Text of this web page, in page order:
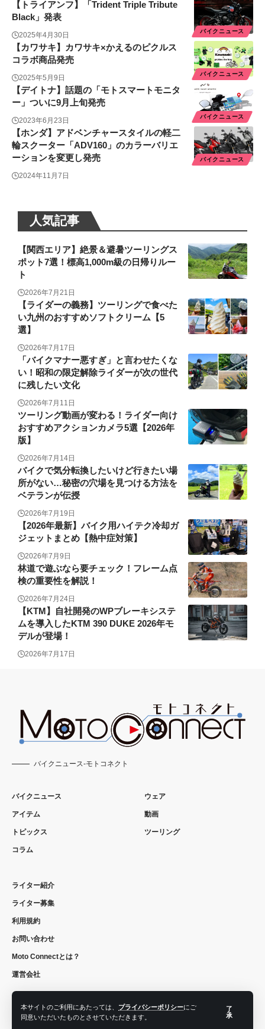
本サイトのご利用にあたっては、 プライバシーポリシーにご
同意いただいたものとさせていただきます。
了
承
バイクニュース
【トライアンフ】「Trident Triple Tribute
Black」発表
2025年4月30日
バイクニュース
【カワサキ】カワサキ×かえるのピクルス
コラボ商品発売
2025年5月9日
バイクニュース
【デイトナ】話題の「モトスマートモニタ
ー」ついに9月上旬発売
2023年6月23日
バイクニュース
【ホンダ】アドベンチャースタイルの軽二
輪スクーター「ADV160」のカラーバリエ
ーションを変更し発売
2024年11月7日
人気記事
【関西エリア】絶景＆避暑ツーリングス
ポット7選！標高1,000m級の日帰りルー
ト
2026年7月21日
【ライダーの義務】ツーリングで食べた
い九州のおすすめソフトクリーム【5
選】
2026年7月17日
「バイクマナー悪すぎ」と言わせたくな
い！昭和の限定解除ライダーが次の世代
に残したい文化
2026年7月11日
ツーリング動画が変わる！ライダー向け
おすすめアクションカメラ5選【2026年
版】
2026年7月14日
バイクで気分転換したいけど行きたい場
所がない…秘密の穴場を見つける方法を
ベテランが伝授
2026年7月19日
【2026年最新】バイク用ハイテク冷却ガ
ジェットまとめ【熱中症対策】
2026年7月9日
林道で遊ぶなら要チェック！フレーム点
検の重要性を解説！
2026年7月24日
【KTM】自社開発のWPブレーキシステ
ムを導入したKTM 390 DUKE 2026年モ
デルが登場！
2026年7月17日
バイクニュース-モトコネクト
バイクニュース
アイテム
トピックス
コラム
ウェア
動画
ツーリング
ライター紹介
ライター募集
利用規約
お問い合わせ
Moto Connectとは？
運営会社
フォローする